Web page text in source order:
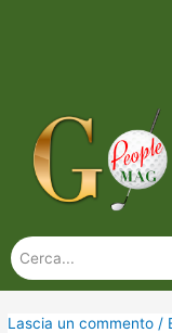
Lascia un commento /